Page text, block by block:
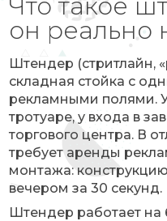
Что такое
он реально
Штендер (стритлайн,
складная стойка с
рекламными полями.
тротуаре, у входа в
торгового центра. В
требует аренды
монтажа:
вечером за 30 секунд.
Штендер работает